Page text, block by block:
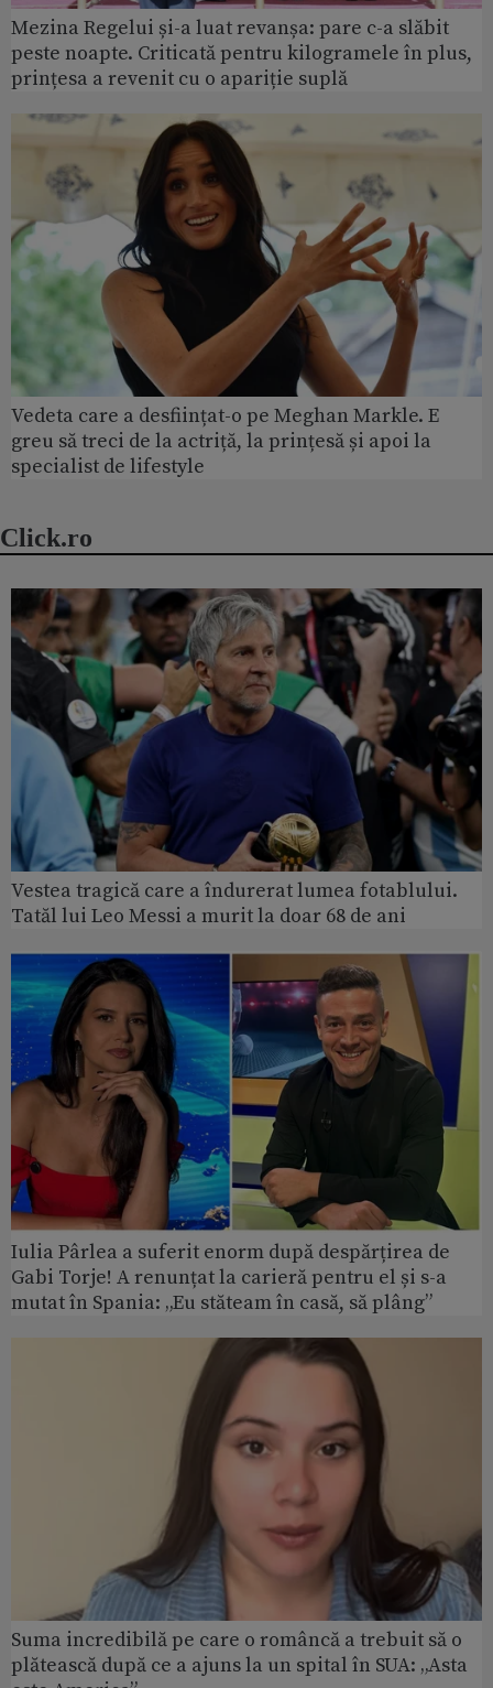
Mezina Regelui și-a luat revanșa: pare c-a slăbit
peste noapte. Criticată pentru kilogramele în plus,
prințesa a revenit cu o apariție suplă
Vedeta care a desființat-o pe Meghan Markle. E
greu să treci de la actriță, la prințesă și apoi la
specialist de lifestyle
Click.ro
Vestea tragică care a îndurerat lumea fotablului.
Tatăl lui Leo Messi a murit la doar 68 de ani
Iulia Pârlea a suferit enorm după despărțirea de
Gabi Torje! A renunțat la carieră pentru el și s-a
mutat în Spania: „Eu stăteam în casă, să plâng”
Suma incredibilă pe care o româncă a trebuit să o
plătească după ce a ajuns la un spital în SUA: „Asta